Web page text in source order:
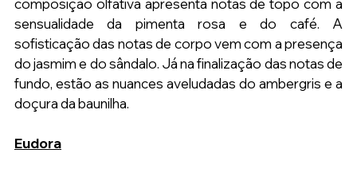
composição olfativa apresenta notas de topo com a
sensualidade da pimenta rosa e do café. A
sofisticação das notas de corpo vem com a presença
do jasmim e do sândalo. Já na finalização das notas de
fundo, estão as nuances aveludadas do ambergris e a
doçura da baunilha.
Eudora